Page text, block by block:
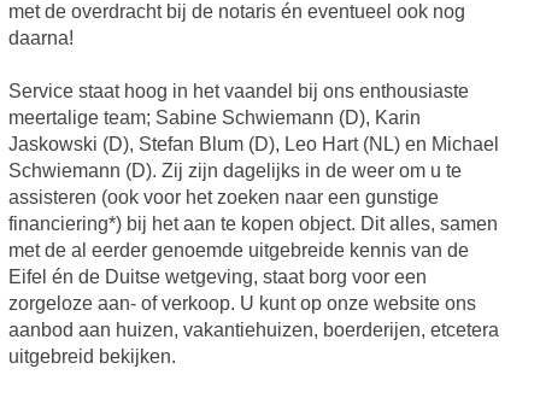
met de overdracht bij de notaris én eventueel ook nog
daarna!
Service staat hoog in het vaandel bij ons enthousiaste
meertalige team; Sabine Schwiemann (D), Karin
Jaskowski (D), Stefan Blum (D), Leo Hart (NL) en Michael
Schwiemann (D). Zij zijn dagelijks in de weer om u te
assisteren (ook voor het zoeken naar een gunstige
financiering*) bij het aan te kopen object. Dit alles, samen
met de al eerder genoemde uitgebreide kennis van de
Eifel én de Duitse wetgeving, staat borg voor een
zorgeloze aan- of verkoop. U kunt op onze website ons
aanbod aan huizen, vakantiehuizen, boerderijen, etcetera
uitgebreid bekijken.